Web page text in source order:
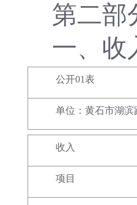
第二部
一、收
公开01表
单位：黄石市湖滨
收入
项目